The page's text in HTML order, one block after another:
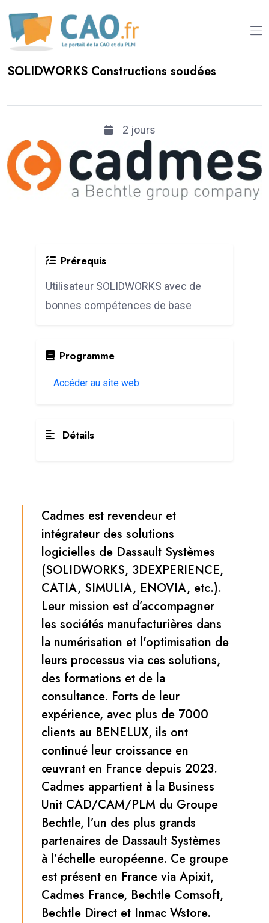
SOLIDWORKS Constructions soudées
2 jours
Prérequis
Utilisateur SOLIDWORKS avec de
bonnes compétences de base
Programme
Accéder au site web
Détails
Cadmes est revendeur et
intégrateur des solutions
logicielles de Dassault Systèmes
(SOLIDWORKS, 3DEXPERIENCE,
CATIA, SIMULIA, ENOVIA, etc.).
Leur mission est d’accompagner
les sociétés manufacturières dans
la numérisation et l'optimisation de
leurs processus via ces solutions,
des formations et de la
consultance. Forts de leur
expérience, avec plus de 7000
clients au BENELUX, ils ont
continué leur croissance en
œuvrant en France depuis 2023.
Cadmes appartient à la Business
Unit CAD/CAM/PLM du Groupe
Bechtle, l’un des plus grands
partenaires de Dassault Systèmes
à l’échelle européenne. Ce groupe
est présent en France via Apixit,
Cadmes France, Bechtle Comsoft,
Bechtle Direct et Inmac Wstore.